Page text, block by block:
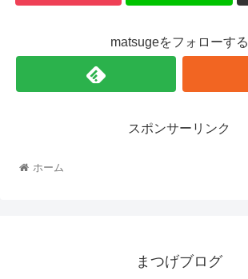
matsugeをフォローする
スポンサーリンク
ホーム
まつげブログ